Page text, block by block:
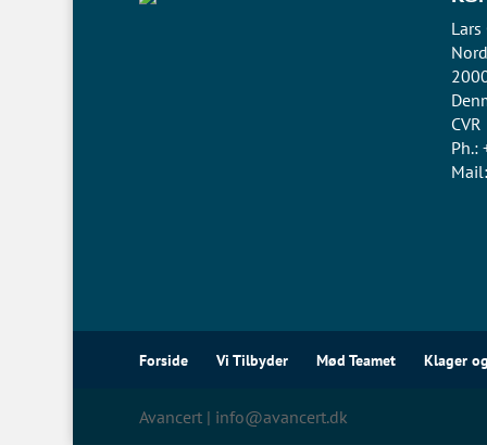
Ph.:
Forside Vi Tilbyder Mød Teamet Klager
Avancert | info@avancert.dk